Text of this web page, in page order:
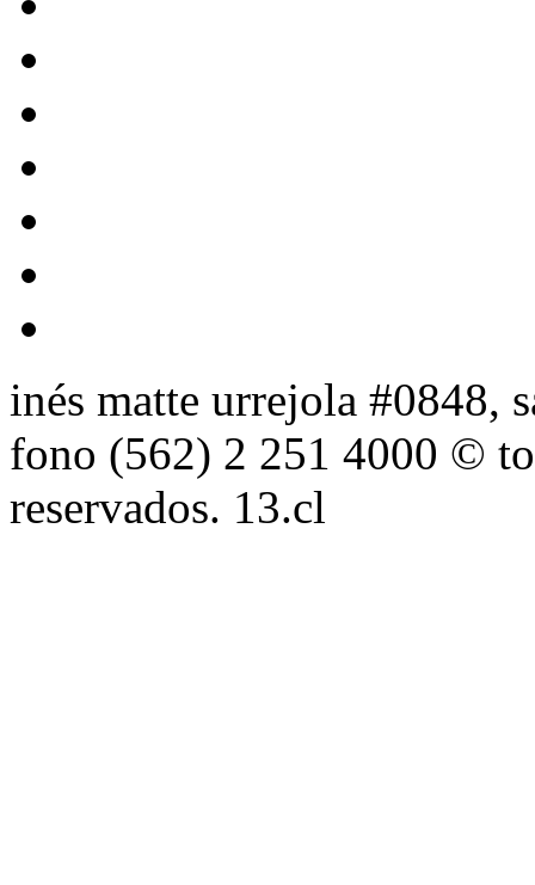
inés matte urrejola #0848,
fono (562) 2 251 4000 ©
reservados. 13.cl